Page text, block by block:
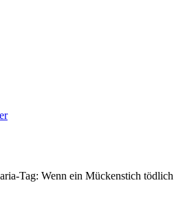
Tag: Wenn ein Mückenstich tödlich